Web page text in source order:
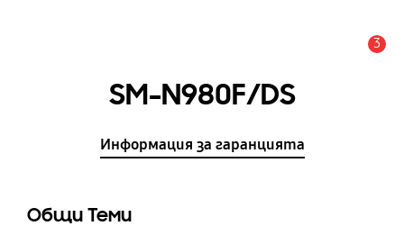
3
SM-N980F/DS
Информация за гаранцията
Общи Теми